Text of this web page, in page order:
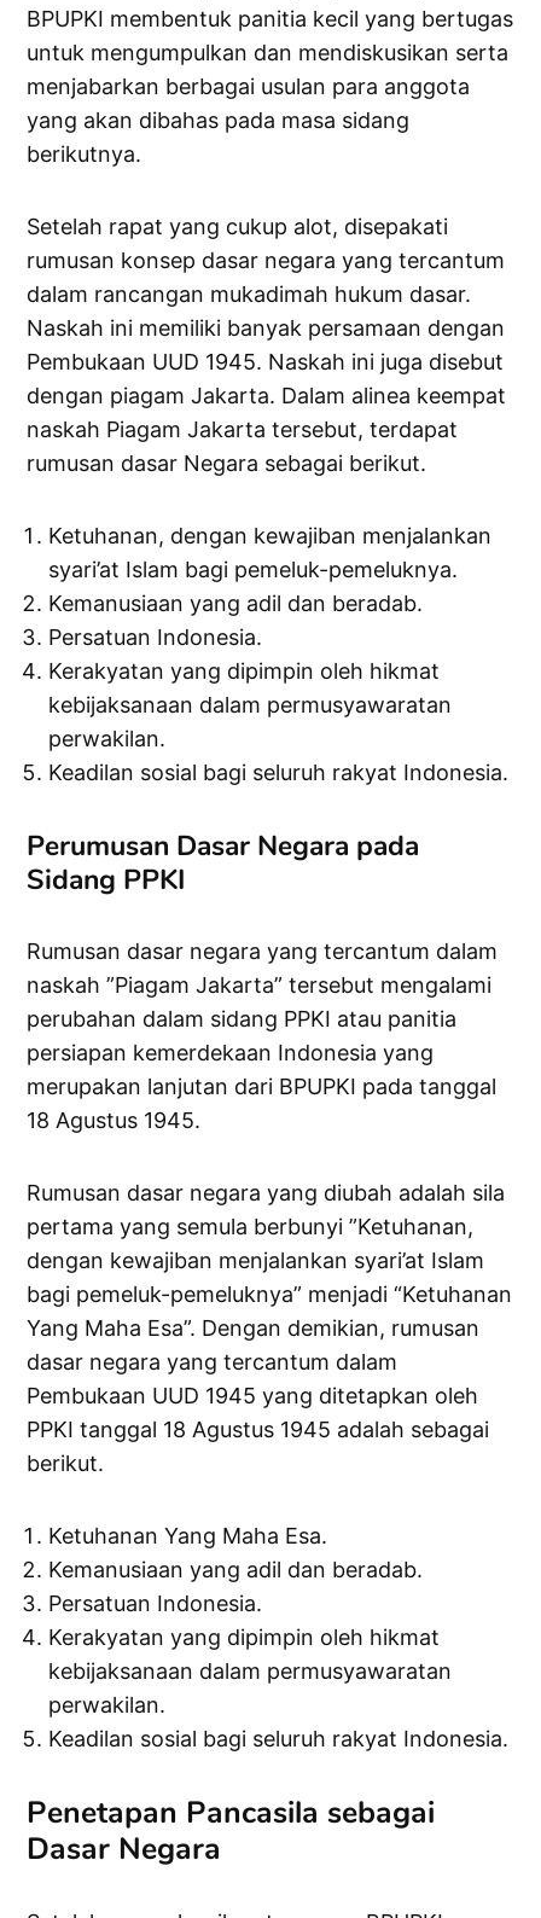
BPUPKI membentuk panitia kecil yang bertugas
untuk mengumpulkan dan mendiskusikan serta
menjabarkan berbagai usulan para anggota
yang akan dibahas pada masa sidang
berikutnya.
Setelah rapat yang cukup alot, disepakati
rumusan konsep dasar negara yang tercantum
dalam rancangan mukadimah hukum dasar.
Naskah ini memiliki banyak persamaan dengan
Pembukaan UUD 1945. Naskah ini juga disebut
dengan piagam Jakarta. Dalam alinea keempat
naskah Piagam Jakarta tersebut, terdapat
rumusan dasar Negara sebagai berikut.
Ketuhanan, dengan kewajiban menjalankan
syari’at Islam bagi pemeluk-pemeluknya.
Kemanusiaan yang adil dan beradab.
Persatuan Indonesia.
Kerakyatan yang dipimpin oleh hikmat
kebijaksanaan dalam permusyawaratan
perwakilan.
Keadilan sosial bagi seluruh rakyat Indonesia.
Perumusan Dasar Negara pada
Sidang PPKI
Rumusan dasar negara yang tercantum dalam
naskah ”Piagam Jakarta” tersebut mengalami
perubahan dalam sidang PPKI atau panitia
persiapan kemerdekaan Indonesia yang
merupakan lanjutan dari BPUPKI pada tanggal
18 Agustus 1945.
Rumusan dasar negara yang diubah adalah sila
pertama yang semula berbunyi ”Ketuhanan,
dengan kewajiban menjalankan syari’at Islam
bagi pemeluk-pemeluknya” menjadi “Ketuhanan
Yang Maha Esa”. Dengan demikian, rumusan
dasar negara yang tercantum dalam
Pembukaan UUD 1945 yang ditetapkan oleh
PPKI tanggal 18 Agustus 1945 adalah sebagai
berikut.
Ketuhanan Yang Maha Esa.
Kemanusiaan yang adil dan beradab.
Persatuan Indonesia.
Kerakyatan yang dipimpin oleh hikmat
kebijaksanaan dalam permusyawaratan
perwakilan.
Keadilan sosial bagi seluruh rakyat Indonesia.
Penetapan Pancasila sebagai
Dasar Negara